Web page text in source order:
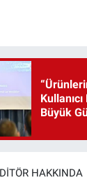
Büyük
HAKKINDA